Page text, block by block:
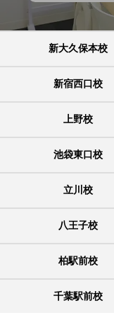
新大久保本校
新宿西口校
上野校
池袋東口校
立川校
八王子校
柏駅前校
千葉駅前校